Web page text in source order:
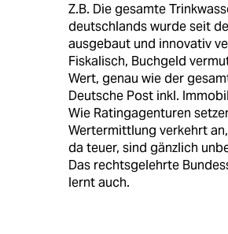
Z.B. Die gesamte
deutschlands wurde seit
ausgebaut und innovativ
Fiskalisch, Buchgeld
Wert, genau wie der
Deutsche Post inkl.
Wie Ratingagenturen
Wertermittlung verkehrt
da teuer, sind gänzlich
Das rechtsgelehrte
lernt auch.